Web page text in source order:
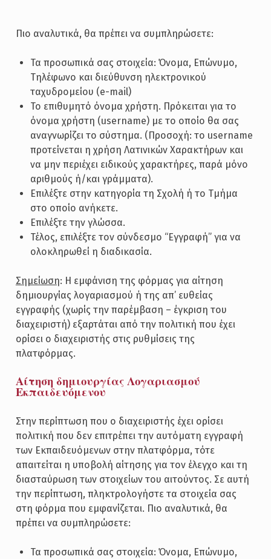
Πιο αναλυτικά, θα πρέπει να συμπληρώσετε:
Τα προσωπικά σας στοιχεία: Όνομα, Επώνυμο,
Τηλέφωνο και διεύθυνση ηλεκτρονικού
ταχυδρομείου (e-mail)
Το επιθυμητό όνομα χρήστη. Πρόκειται για το
όνομα χρήστη (username) με το οποίο θα σας
αναγνωρίζει το σύστημα. (Προσοχή: το username
προτείνεται η χρήση Λατινικών Χαρακτήρων και
να μην περιέχει ειδικούς χαρακτήρες, παρά μόνο
αριθμούς ή/και γράμματα).
Επιλέξτε στην κατηγορία τη Σχολή ή το Τμήμα
στο οποίο ανήκετε.
Επιλέξτε την γλώσσα.
Τέλος, επιλέξτε τον σύνδεσμο “Εγγραφή” για να
ολοκληρωθεί η διαδικασία.
Σημείωση: Η εμφάνιση της φόρμας για αίτηση
δημιουργίας λογαριασμού ή της απ’ ευθείας
εγγραφής (χωρίς την παρέμβαση – έγκριση του
διαχειριστή) εξαρτάται από την πολιτική που έχει
ορίσει ο διαχειριστής στις ρυθμίσεις της
πλατφόρμας.
Αίτηση δημιουργίας Λογαριασμού
Εκπαιδευόμενου
Στην περίπτωση που ο διαχειριστής έχει ορίσει
πολιτική που δεν επιτρέπει την αυτόματη εγγραφή
των Εκπαιδευόμενων στην πλατφόρμα, τότε
απαιτείται η υποβολή αίτησης για τον έλεγχο και τη
διασταύρωση των στοιχείων του αιτούντος. Σε αυτή
την περίπτωση, πληκτρολογήστε τα στοιχεία σας
στη φόρμα που εμφανίζεται. Πιο αναλυτικά, θα
πρέπει να συμπληρώσετε:
Τα προσωπικά σας στοιχεία: Όνομα, Επώνυμο,